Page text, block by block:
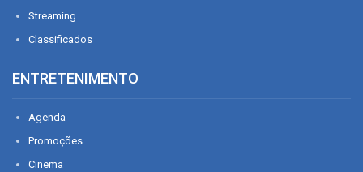
Streaming
Classificados
ENTRETENIMENTO
Agenda
Promoções
Cinema